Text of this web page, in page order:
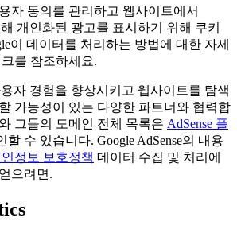
자 동의를 관리하고 웹사이트에서
해 개인화된 광고를 표시하기 위해 쿠키
이 데이터를 처리하는 방법에 대한 자세
를 참조하세요.
용자 경험을 향상시키고 웹사이트를 탐색
가능성이 있는 다양한 파트너와 협력합
그들의 도메인 전체 목록은 AdSense 플
할 수 있습니다. Google AdSense의 내용
정보 보호정책 데이터 수집 및 처리에
으려면.